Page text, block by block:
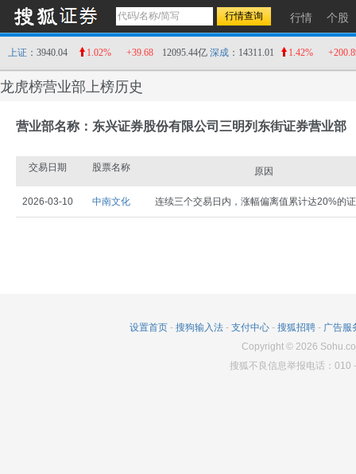
行情 个股
上证 ：3940.04 1.02% +39.68 12095.44亿 深成 ：14311.01 1.42%
龙虎榜营业部上榜历史
营业部名称：东兴证券股份有限公司三明列东街证券营业部
交易日期 股票名称 原因
2026-03-10 中南文化 连续三个交易日内，涨幅偏离值累计达20%的
设置首页 - 搜狗输入法 - 支付中心 - 搜狐招聘 - 广告服
Copyright© 2026
搜狐不良信息举报电话：010